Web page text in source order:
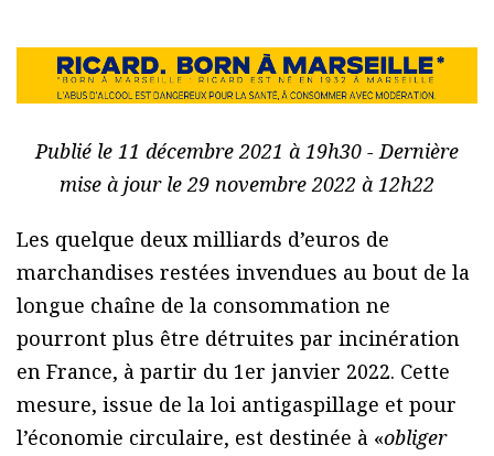
Publié le 11 décembre 2021 à 19h30 - Dernière
mise à jour le 29 novembre 2022 à 12h22
Les quelque deux milliards d’euros de
marchandises restées invendues au bout de la
longue chaîne de la consommation ne
pourront plus être détruites par incinération
en France, à partir du 1er janvier 2022. Cette
mesure, issue de la loi antigaspillage et pour
l’économie circulaire, est destinée à «obliger